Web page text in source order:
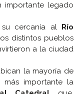
legado
cercanía al Río
distintos pueblos
a la ciudad
la mayoría de
importante la